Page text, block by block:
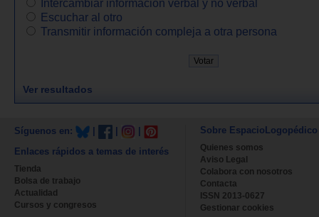
Intercambiar información verbal y no verbal
Escuchar al otro
Transmitir información compleja a otra persona
Ver resultados
Síguenos en:
Enlaces rápidos a temas de interés
Tienda
Bolsa de trabajo
Actualidad
Cursos y congresos
Sobre EspacioLogopédico
Quienes somos
Aviso Legal
Colabora con nosotros
Contacta
ISSN 2013-0627
Gestionar cookies